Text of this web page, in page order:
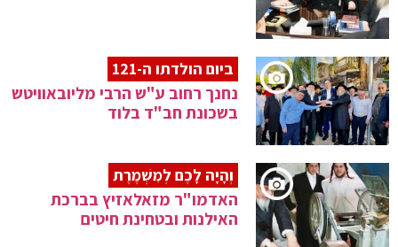
ביום הולדתו ה-121
נחנך רחוב ע"ש הרבי מליובאוויטש
בשכונת חב"ד בלוד
וְהָיָה לָכֶם לְמִשְׁמֶרֶת
האדמו"ר מזאלאזיץ בברכת
האילנות ובטחינת חיטים